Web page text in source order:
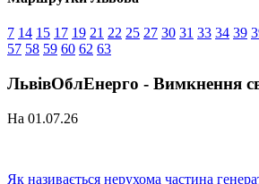
7 14 15 17 19 21 22 25 27 30 31 33 34 39
57 58 59 60 62 63
ЛьвівОблЕнерго - Вимкнення
На 01.07.26
Як називається нерухома частина